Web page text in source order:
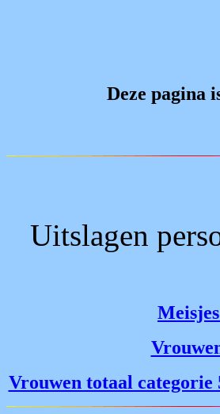
Deze pagina
Uitslagen
Vrouwen totaal